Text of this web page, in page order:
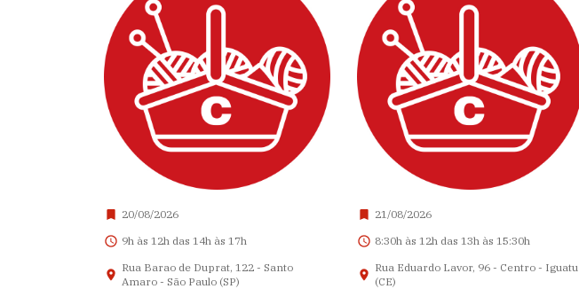
20/08/2026
9h às 12h das 14h às 17h
Rua Barao de Duprat, 122 - Santo
Amaro - São Paulo (SP)
21/08/2026
8:30h às 12h das 13h às 15:30h
Rua Eduardo Lavor, 96 - Centro - Iguatu
(CE)